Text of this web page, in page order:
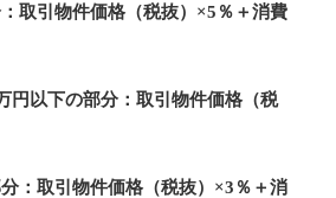
取引物件価格（税抜）×5％＋消費
円以下の部分：取引物件価格（税
：取引物件価格（税抜）×3％＋消